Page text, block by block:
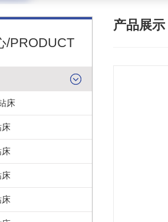
/PRODUCT
床
床
床
床
床
产品展示